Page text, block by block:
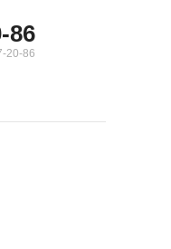
86
20-86